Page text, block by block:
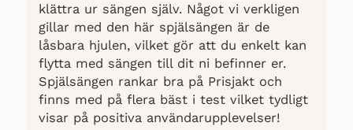
klättra ur sängen själv. Något vi verkligen
gillar med den här spjälsängen är de
låsbara hjulen, vilket gör att du enkelt kan
flytta med sängen till dit ni befinner er.
Spjälsängen rankar bra på Prisjakt och
finns med på flera bäst i test vilket tydligt
visar på positiva användarupplevelser!